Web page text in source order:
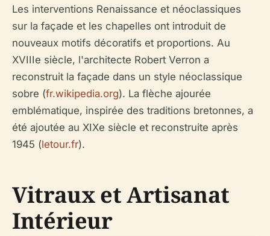
Les interventions Renaissance et néoclassiques
sur la façade et les chapelles ont introduit de
nouveaux motifs décoratifs et proportions. Au
XVIIIe siècle, l'architecte Robert Verron a
reconstruit la façade dans un style néoclassique
sobre (fr.wikipedia.org). La flèche ajourée
emblématique, inspirée des traditions bretonnes, a
été ajoutée au XIXe siècle et reconstruite après
1945 (letour.fr).
Vitraux et Artisanat
Intérieur